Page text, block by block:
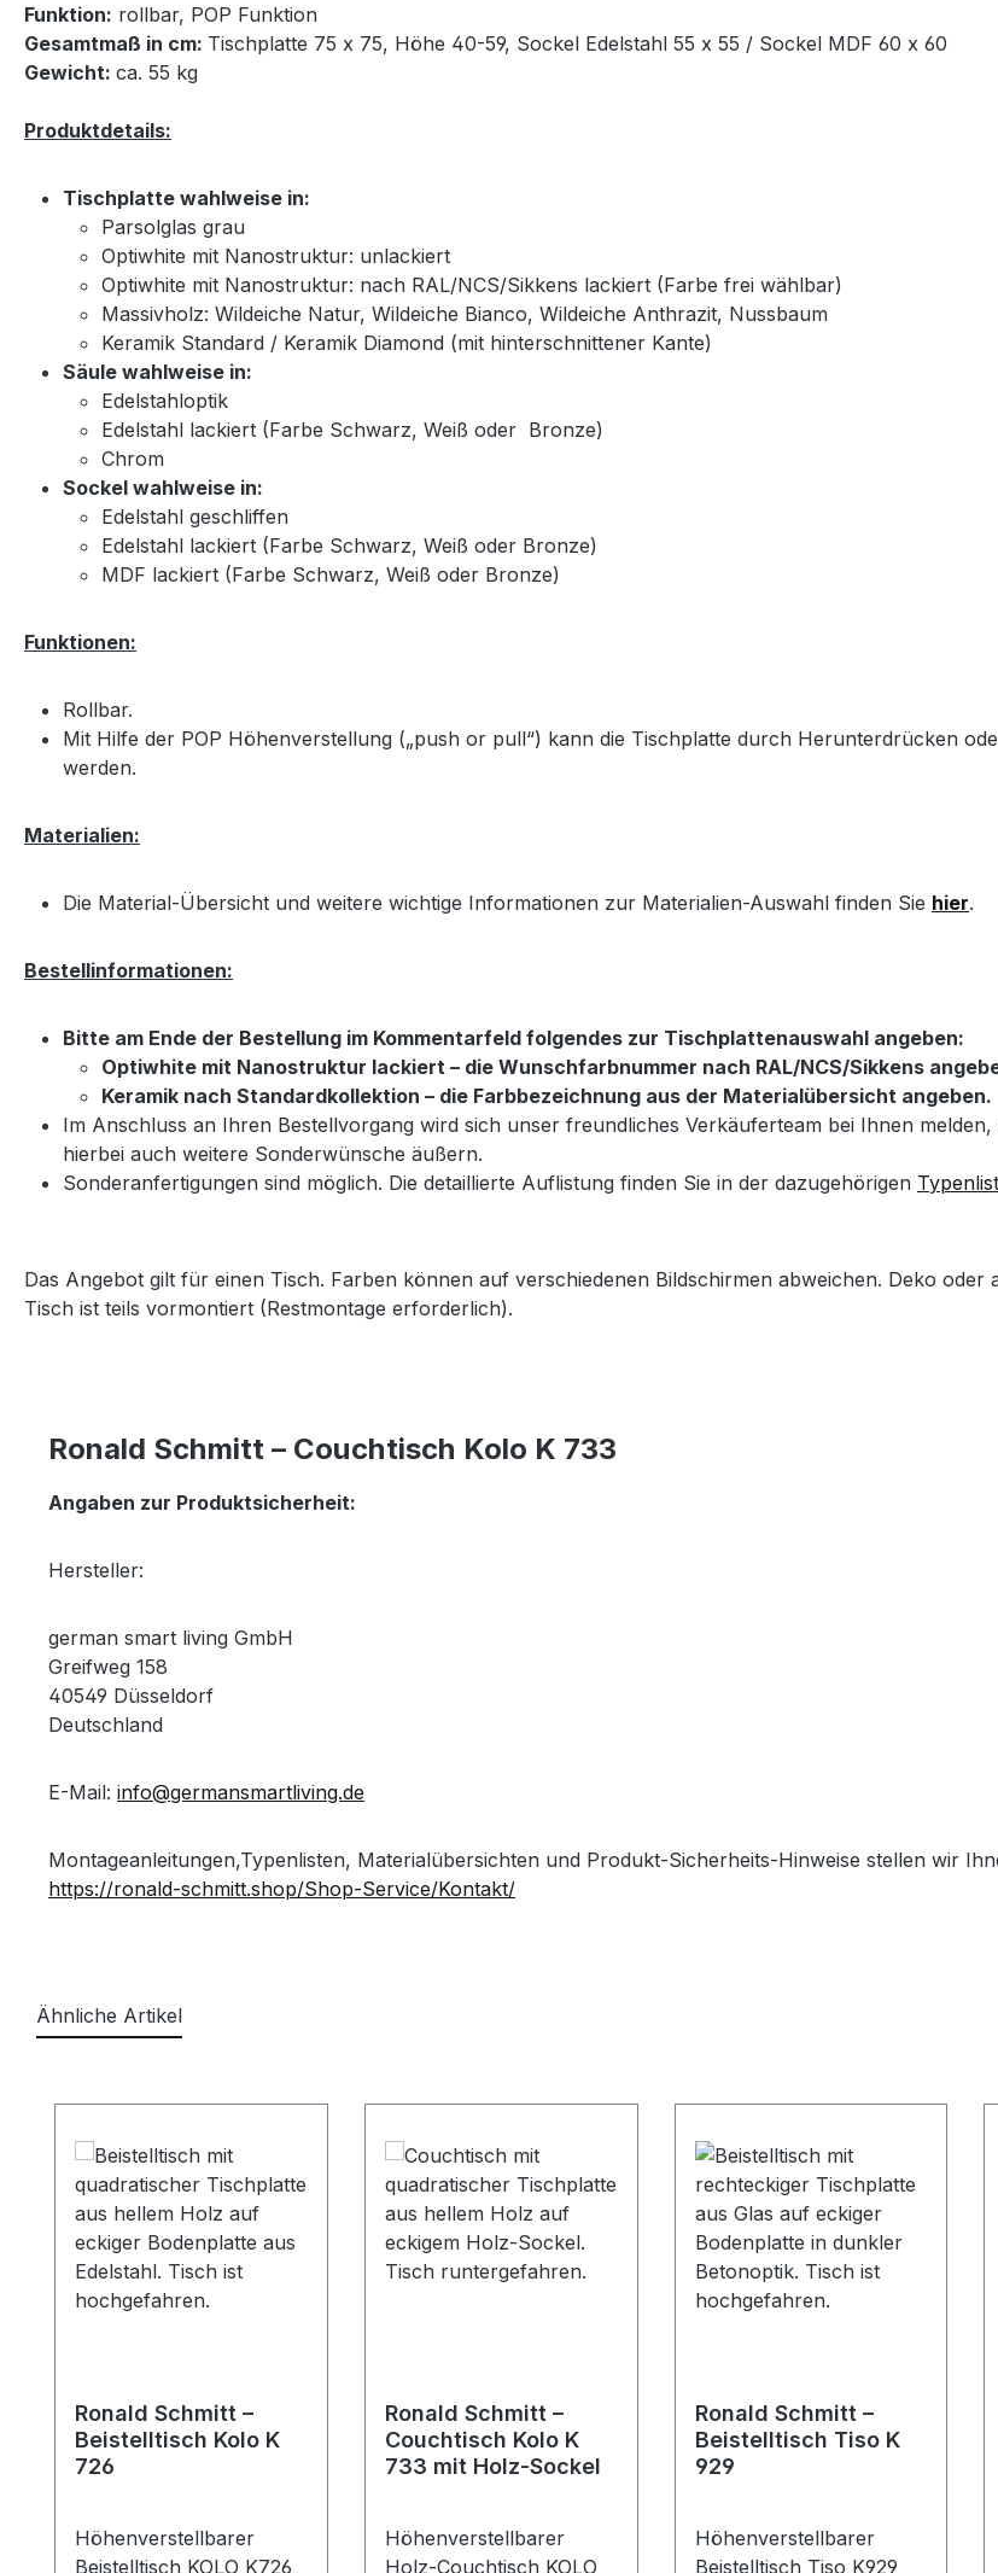
Funktion: rollbar, POP Funktion
Gesamtmaß in cm: Tischplatte 75 x 75, Höhe 40-59, Sockel Edelstahl 55 x 55 / Sockel MDF 60 x 60
Gewicht: ca. 55 kg
Produktdetails:
Tischplatte wahlweise in:
Parsolglas grau
Optiwhite mit Nanostruktur: unlackiert
Optiwhite mit Nanostruktur: nach RAL/NCS/Sikkens lackiert (Farbe frei wählbar)
Massivholz: Wildeiche Natur, Wildeiche Bianco, Wildeiche Anthrazit, Nussbaum
Keramik Standard / Keramik Diamond (mit hinterschnittener Kante)
Säule wahlweise in:
Edelstahloptik
Edelstahl lackiert (Farbe Schwarz, Weiß oder Bronze)
Chrom
Sockel wahlweise in:
Edelstahl geschliffen
Edelstahl lackiert (Farbe Schwarz, Weiß oder Bronze)
MDF lackiert (Farbe Schwarz, Weiß oder Bronze)
Funktionen:
Rollbar.
Mit Hilfe der POP Höhenverstellung („push or pull“) kann die Tischplatte durch Herunterdrücken
werden.
Materialien:
Die Material-Übersicht und weitere wichtige Informationen zur Materialien-Auswahl finden Sie hier.
Bestellinformationen:
Bitte am Ende der Bestellung im Kommentarfeld folgendes zur Tischplattenauswahl angeben:
Optiwhite mit Nanostruktur lackiert – die Wunschfarbnummer nach RAL/NCS/Sikkens
Keramik nach Standardkollektion – die Farbbezeichnung aus der Materialübersicht angeben.
Im Anschluss an Ihren Bestellvorgang wird sich unser freundliches Verkäuferteam bei Ihnen
hierbei auch weitere Sonderwünsche äußern.
Sonderanfertigungen sind möglich. Die detaillierte Auflistung finden Sie in der dazugehörigen
Das Angebot gilt für einen Tisch. Farben können auf verschiedenen Bildschirmen abweichen. Deko
Tisch ist teils vormontiert (Restmontage erforderlich).
Ronald Schmitt – Couchtisch Kolo K 733
Angaben zur Produktsicherheit:
Hersteller:
german smart living GmbH
Greifweg 158
40549 Düsseldorf
Deutschland
E-Mail: info@germansmartliving.de
Montageanleitungen,Typenlisten, Materialübersichten und Produkt-Sicherheits-Hinweise stellen wir
https://ronald-schmitt.shop/Shop-Service/Kontakt/
Ähnliche Artikel
Ronald Schmitt –
Beistelltisch Kolo K
726
Höhenverstellbarer
Beistelltisch KOLO K726
Ronald Schmitt –
Couchtisch Kolo K
733 mit Holz-Sockel
Höhenverstellbarer
Holz-Couchtisch KOLO
Ronald Schmitt –
Beistelltisch Tiso K
929
Höhenverstellbarer
Beistelltisch Tiso K929